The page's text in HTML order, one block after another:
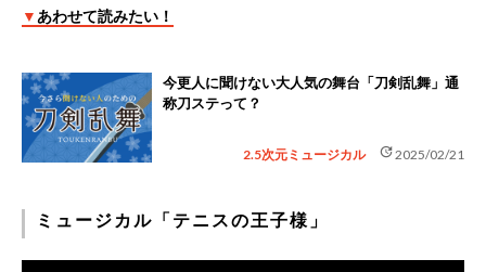
▼ あわせて読みたい！
今更人に聞けない大人気の舞台「刀剣乱舞」通
称刀ステって？
2.5次元ミュージカル update2025/02/21
ミュージカル「テニスの王子様」